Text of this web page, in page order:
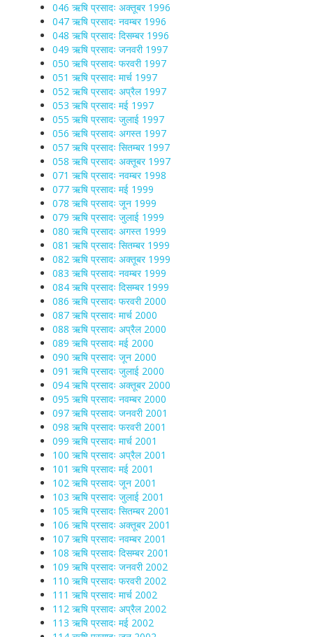
046 ऋषि प्रसादः अक्तूबर 1996
047 ऋषि प्रसादः नवम्बर 1996
048 ऋषि प्रसादः दिसम्बर 1996
049 ऋषि प्रसादः जनवरी 1997
050 ऋषि प्रसादः फरवरी 1997
051 ऋषि प्रसादः मार्च 1997
052 ऋषि प्रसादः अप्रैल 1997
053 ऋषि प्रसादः मई 1997
055 ऋषि प्रसादः जुलाई 1997
056 ऋषि प्रसादः अगस्त 1997
057 ऋषि प्रसादः सितम्बर 1997
058 ऋषि प्रसादः अक्तूबर 1997
071 ऋषि प्रसादः नवम्बर 1998
077 ऋषि प्रसादः मई 1999
078 ऋषि प्रसादः जून 1999
079 ऋषि प्रसादः जुलाई 1999
080 ऋषि प्रसादः अगस्त 1999
081 ऋषि प्रसादः सितम्बर 1999
082 ऋषि प्रसादः अक्तूबर 1999
083 ऋषि प्रसादः नवम्बर 1999
084 ऋषि प्रसादः दिसम्बर 1999
086 ऋषि प्रसादः फरवरी 2000
087 ऋषि प्रसादः मार्च 2000
088 ऋषि प्रसादः अप्रैल 2000
089 ऋषि प्रसादः मई 2000
090 ऋषि प्रसादः जून 2000
091 ऋषि प्रसादः जुलाई 2000
094 ऋषि प्रसादः अक्तूबर 2000
095 ऋषि प्रसादः नवम्बर 2000
097 ऋषि प्रसादः जनवरी 2001
098 ऋषि प्रसादः फरवरी 2001
099 ऋषि प्रसादः मार्च 2001
100 ऋषि प्रसादः अप्रैल 2001
101 ऋषि प्रसादः मई 2001
102 ऋषि प्रसादः जून 2001
103 ऋषि प्रसादः जुलाई 2001
105 ऋषि प्रसादः सितम्बर 2001
106 ऋषि प्रसादः अक्तूबर 2001
107 ऋषि प्रसादः नवम्बर 2001
108 ऋषि प्रसादः दिसम्बर 2001
109 ऋषि प्रसादः जनवरी 2002
110 ऋषि प्रसादः फरवरी 2002
111 ऋषि प्रसादः मार्च 2002
112 ऋषि प्रसादः अप्रैल 2002
113 ऋषि प्रसादः मई 2002